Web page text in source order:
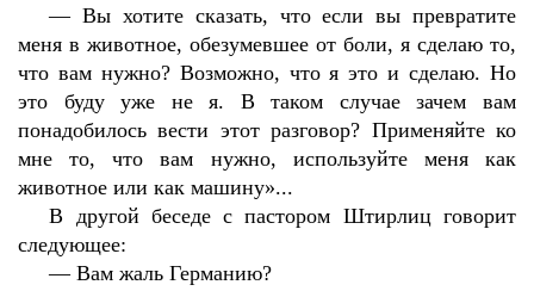
—Вы хотите сказать, что если вы превратите
меня в животное, обезумевшее от боли, я сделаю то,
что вам нужно? Возможно, что я это и сделаю. Но
это буду уже не я. В таком случае зачем вам
понадобилось вести этот разговор? Применяйте ко
мне то, что вам нужно, используйте меня как
животное или как машину»...
В другой беседе с пастором Штирлиц говорит
следующее:
—Вам жаль Германию?